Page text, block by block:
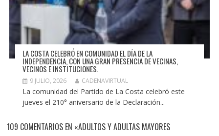
LA COSTA CELEBRÓ EN COMUNIDAD EL DÍA DE LA
INDEPENDENCIA, CON UNA GRAN PRESENCIA DE VECINAS,
VECINOS E INSTITUCIONES.
9 JULIO, 2026 CADENAVIRTUAL
La comunidad del Partido de La Costa celebró este
jueves el 210° aniversario de la Declaración...
109 COMENTARIOS EN «ADULTOS Y ADULTAS MAYORES